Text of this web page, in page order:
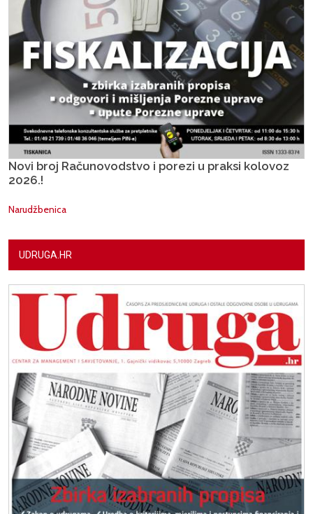
Novi broj Računovodstvo i porezi u praksi kolovoz
2026.!
Narudžbenica
UDRUGA.HR